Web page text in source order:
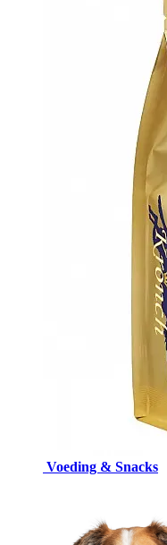
Voeding & Snacks